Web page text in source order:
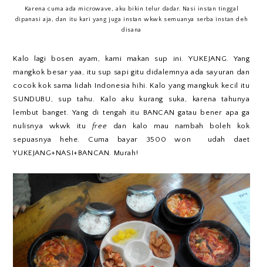
Karena cuma ada microwave, aku bikin telur dadar. Nasi instan tinggal
dipanasi aja, dan itu kari yang juga instan wkwk semuanya serba instan deh
disana
Kalo lagi bosen ayam, kami makan sup ini. YUKEJANG. Yang
mangkok besar yaa, itu sup sapi gitu didalemnya ada sayuran dan
cocok kok sama lidah Indonesia hihi. Kalo yang mangkuk kecil itu
SUNDUBU, sup tahu. Kalo aku kurang suka, karena tahunya
lembut banget. Yang di tengah itu BANCAN gatau bener apa ga
nulisnya wkwk itu free dan kalo mau nambah boleh kok
sepuasnya hehe. Cuma bayar 3500 won udah daet
YUKEJANG+NASI+BANCAN. Murah!